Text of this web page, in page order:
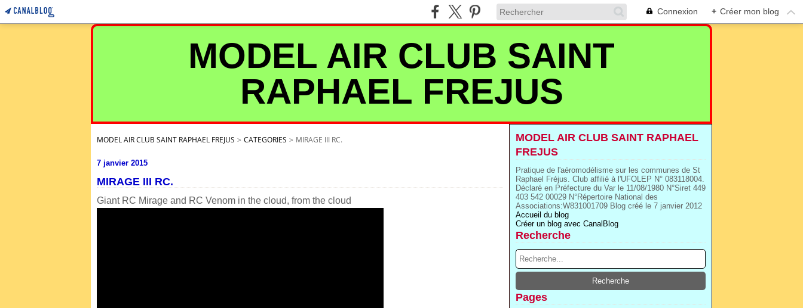
Connexion + Créer mon blog
MODEL AIR CLUB SAINT
RAPHAEL FREJUS
MODEL AIR CLUB SAINT RAPHAEL FREJUS > CATEGORIES > MIRAGE III RC.
7 janvier 2015
MIRAGE III RC.
Giant RC Mirage and RC Venom in the cloud, from the cloud
MODEL AIR CLUB SAINT RAPHAEL
FREJUS
Pratique de l'aéromodélisme sur les communes de St
Raphael Fréjus. Club affilié à l'UFOLEP N° 083118004.
Déclaré en Préfecture du Var le 11/08/1980 N°Siret 449
403 542 00029 N°Répertoire National des
Associations:W831001709 Blog créé le 7 janvier 2012
Accueil du blog
Créer un blog avec CanalBlog
Recherche
Pages